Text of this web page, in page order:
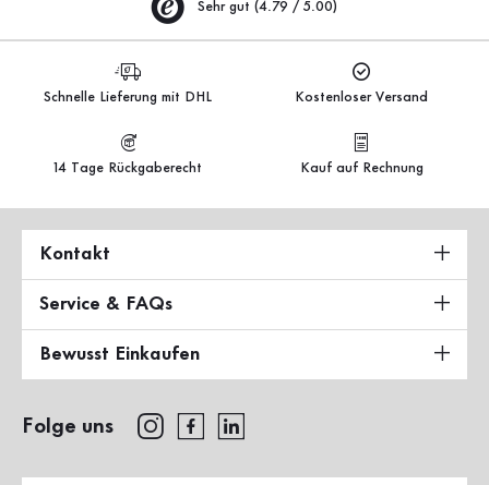
Sehr gut (4.79 / 5.00)
Schnelle Lieferung mit DHL Kostenloser Versand
14 Tage Rückgaberecht Kauf auf Rechnung
Kontakt
Service & FAQs
Bewusst Einkaufen
Folge uns